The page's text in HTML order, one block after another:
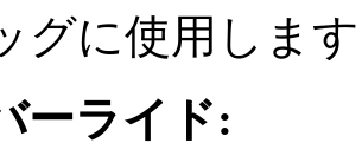
グに使用しま
ーライド: